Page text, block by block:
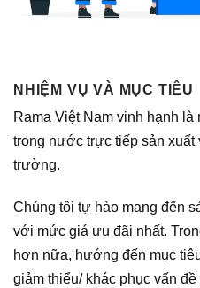
NHIỆM VỤ VÀ MỤC TIÊU
Rama Việt Nam vinh hạnh
trong nước trực tiếp sản xuất
trường.
Chúng tôi tự hào mang đến
với mức giá ưu đãi nhất.
hơn nữa, hướng đến mục
giảm thiểu/ khác phục vấn